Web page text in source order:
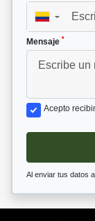
▼
Mensaje *
Acepto
Al enviar tus datos